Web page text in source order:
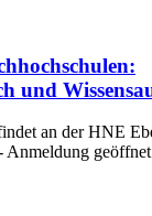
und
an der HNE
Anmeldung